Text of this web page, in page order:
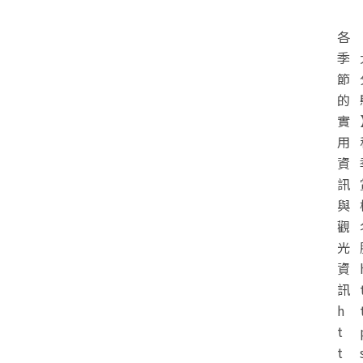
各
季
節
的
實
用
資
訊
與
觀
光
資
訊
h
t
t